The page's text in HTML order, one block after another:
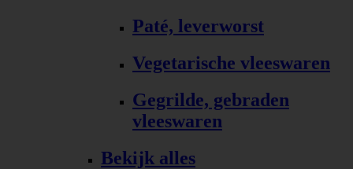
Paté, leverworst
Vegetarische vleeswaren
Gegrilde, gebraden
vleeswaren
Bekijk alles